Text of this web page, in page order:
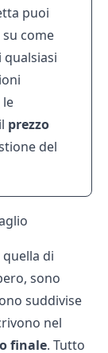
puoi
come
qualsiasi
le
prezzo
del
quella di
sono
suddivise
nel
finale. Tutto